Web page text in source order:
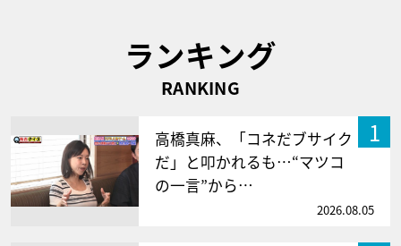
ランキング
RANKING
1
高橋真麻、「コネだブサイク
だ」と叩かれるも…“マツコ
の一言”から…
2026.08.05